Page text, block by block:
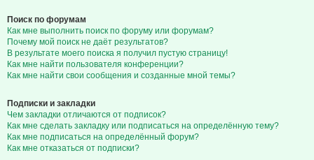
Поиск по форумам
Как мне выполнить поиск по форуму или форумам?
Почему мой поиск не даёт результатов?
В результате моего поиска я получил пустую страницу!
Как мне найти пользователя конференции?
Как мне найти свои сообщения и созданные мной темы?
Подписки и закладки
Чем закладки отличаются от подписок?
Как мне сделать закладку или подписаться на определённую тему?
Как мне подписаться на определённый форум?
Как мне отказаться от подписки?